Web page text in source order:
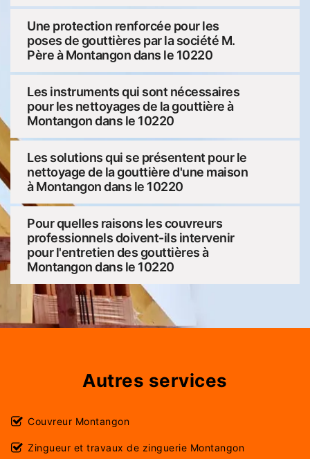
Une protection renforcée pour les
poses de gouttières par la société M.
Père à Montangon dans le 10220
Les instruments qui sont nécessaires
pour les nettoyages de la gouttière à
Montangon dans le 10220
Les solutions qui se présentent pour le
nettoyage de la gouttière d'une maison
à Montangon dans le 10220
Pour quelles raisons les couvreurs
professionnels doivent-ils intervenir
pour l'entretien des gouttières à
Montangon dans le 10220
Autres services
Couvreur Montangon
Zingueur et travaux de zinguerie Montangon